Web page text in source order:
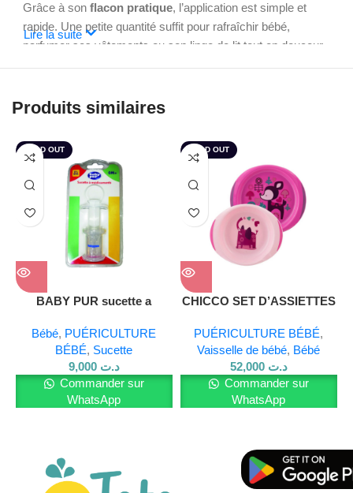
Grâce à sonflacon pratique, l’application est simple et
rapide. Une petite quantité suffit pour rafraîchir bébé,
parfumer ses vêtements ou son linge de lit tout en douceur.
L’eau de Cologne Chicco ne tache pas et ne dessèche pas
une tolérance maximale pour tous les types de peaux,
même les plus sensibles.
Avantages de l’Eau de Cologne Chicco Bébé :
Parfum délicat et rafraîchissant
Formule sans alcool, respectueuse de la peau de bébé
Testée dermatologiquement pour une sécurité optimale
Convient aux nouveau-nés et aux jeunes enfants
Instagram.
Lire la suite
Produits similaires
SOLD OUT
BABY PUR sucette a
Bébé, PUÉRICULTURE
BÉBÉ, Sucette
د.ت 9,000
Commander sur
WhatsApp
SOLD OUT
CHICCO SET D’ASSIETTES
PUÉRICULTURE BÉBÉ,
Vaisselle de bébé, Bébé
د.ت 52,000
Commander sur
WhatsApp